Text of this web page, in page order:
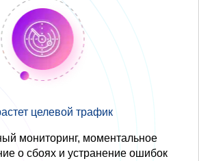
целевой трафик
мониторинг, моментальное
о сбоях и устранение ошибок